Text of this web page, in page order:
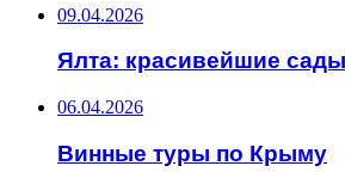
09.04.2026
Ялта: красивейшие
06.04.2026
Винные туры по Крыму